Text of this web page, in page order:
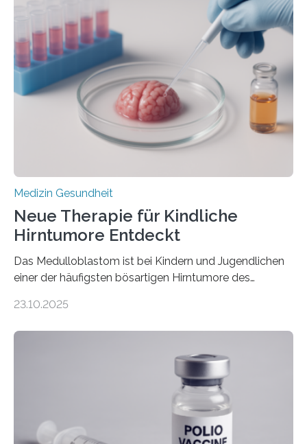
der Hypertrophen Kardiomyopathie (HCM) versagen
kann und wie sich durch eine Verringerung der
Herzbelastung und des oxidativen Stresses
Rhythmusstörungen reduzieren lassen. Würzburg. Die
hypertrophe Kardiomyopathie (HCM) ist die häufigste
erblich bedingte Herzerkrankung. Sie führt dazu, dass
sich die linke Herzkammer verdickt, der Herzmuskel zu
stark kontrahiert…
Medizin Gesundheit
Neue Therapie für Kindliche
Hirntumore Entdeckt
Das Medulloblastom ist bei Kindern und Jugendlichen
einer der häufigsten bösartigen Hirntumore des
Betroffenen können mit heutigen Methoden geheilt
Dringend benötigt werden zielgerichtete Therapien, die
nur Tumorschwachstellen angreifen und normales
Gewebe verschonen. Forschende um Daniel Merk vom
Hertie-Institut für klinische Hirnforschung am
Universitätsklinikum Tübingen haben eine solche
23.10.2025